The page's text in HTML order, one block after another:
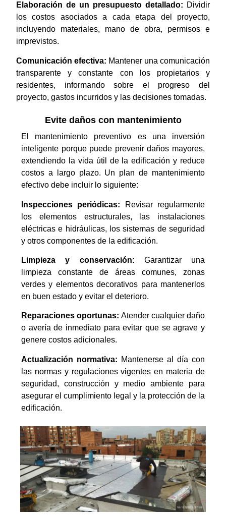
Elaboración de un presupuesto detallado: Dividir
los costos asociados a cada etapa del proyecto,
incluyendo materiales, mano de obra, permisos e
imprevistos.
Comunicación efectiva: Mantener una comunicación
transparente y constante con los propietarios y
residentes, informando sobre el progreso del
proyecto, gastos incurridos y las decisiones tomadas.
Evite daños con mantenimiento
El mantenimiento preventivo es una inversión
inteligente porque puede prevenir daños mayores,
extendiendo la vida útil de la edificación y reduce
costos a largo plazo. Un plan de mantenimiento
efectivo debe incluir lo siguiente:
Inspecciones periódicas: Revisar regularmente
los elementos estructurales, las instalaciones
eléctricas e hidráulicas, los sistemas de seguridad
y otros componentes de la edificación.
Limpieza y conservación: Garantizar una
limpieza constante de áreas comunes, zonas
verdes y elementos decorativos para mantenerlos
en buen estado y evitar el deterioro.
Reparaciones oportunas: Atender cualquier daño
o avería de inmediato para evitar que se agrave y
genere costos adicionales.
Actualización normativa: Mantenerse al día con
las normas y regulaciones vigentes en materia de
seguridad, construcción y medio ambiente para
asegurar el cumplimiento legal y la protección de la
edificación.